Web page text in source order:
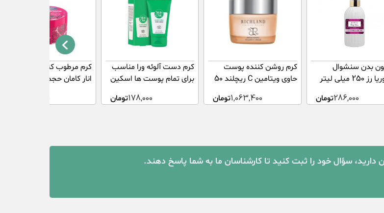
بدن سنشوال
میلی لیتر
286,000تومان
کرم روشن کننده پوست
حاوی ویتامین C ریچلند 50
1,063,400تومان
کرم دست آلوئه ورا مناسب
برای تمام پوست ها اسکین
178,000تومان
کرم مرطوب کننده کاسه ای
دارید، سؤال خود را ثبت کنید تا کارشناسان ما به شما پاسخ دهند.